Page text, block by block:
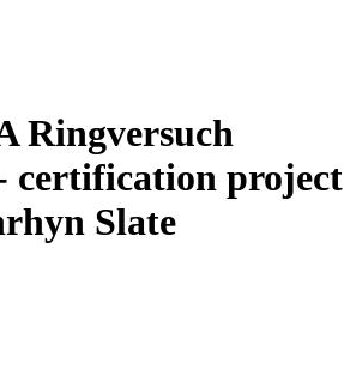
Ringversuch
certification project
Slate